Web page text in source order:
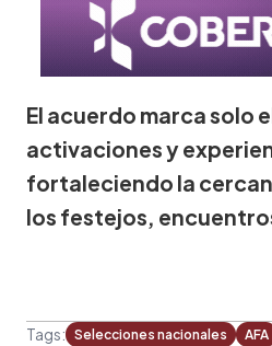
El acuerdo marca solo
activaciones y
fortaleciendo la
los festejos,
Tags: Selecciones nacionales AFA